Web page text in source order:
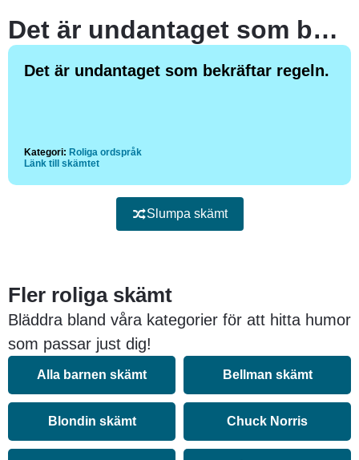
Det är undantaget som bekräftar regeln.
Det är undantaget som bekräftar regeln.
Kategori: Roliga ordspråk
Länk till skämtet
Slumpa skämt
Fler roliga skämt
Bläddra bland våra kategorier för att hitta humor
som passar just dig!
Alla barnen skämt Bellman skämt
Blondin skämt Chuck Norris